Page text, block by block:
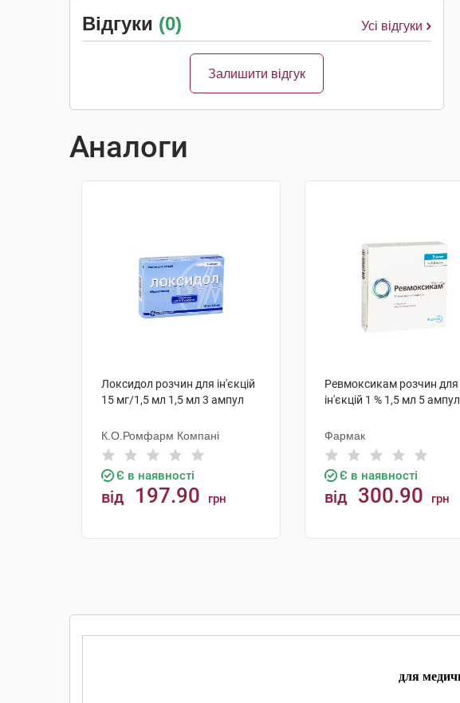
Відгуки (0) Усі відгуки
Залишити відгук
Аналоги
Локсидол розчин для ін'єкцій
15 мг/1,5 мл 1,5 мл 3 ампул
К.О.Ромфарм Компані
Є в наявності
від 197.90 грн
Ревмоксикам розчин для
ін'єкцій 1 % 1,5 мл 5 ампул
Фармак
Є в наявності
від 300.90 грн